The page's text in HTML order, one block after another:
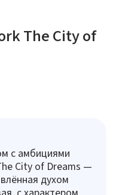
The City of
с амбициями
City of Dreams —
духом
с характером